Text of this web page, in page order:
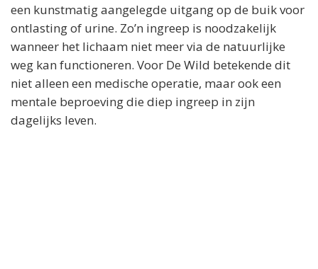
een kunstmatig aangelegde uitgang op de buik voor
ontlasting of urine. Zo’n ingreep is noodzakelijk
wanneer het lichaam niet meer via de natuurlijke
weg kan functioneren. Voor De Wild betekende dit
niet alleen een medische operatie, maar ook een
mentale beproeving die diep ingreep in zijn
dagelijks leven.